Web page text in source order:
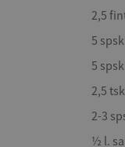
2,5
5
5
2,5
2-3
½ l.